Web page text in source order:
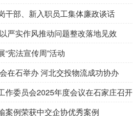
干部、新入职员工集体廉政谈话
严实作风推动问题整改落地见效
宪法宣传周”活动
在石举办 河北交投物流成功协办
作委员会2025年度会议在石家庄召开
案例荣获中交企协优秀案例